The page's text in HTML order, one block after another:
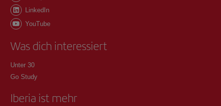
LinkedIn
YouTube
Was dich interessiert
Unter 30
Go Study
Iberia ist mehr